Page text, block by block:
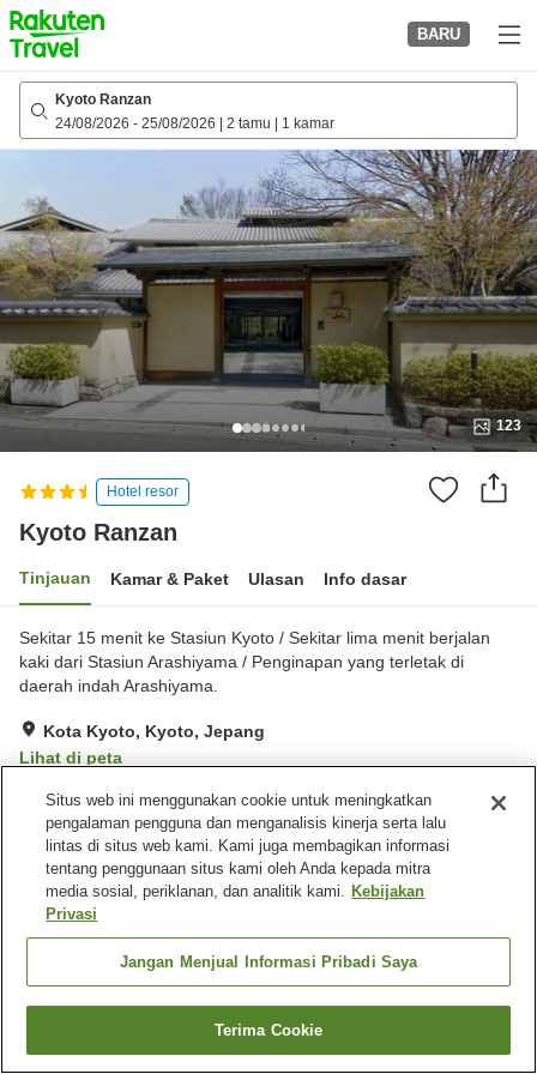
to
top
page
BARU
Kyoto Ranzan
24/08/2026 - 25/08/2026 2 tamu 1 kamar
123
Hotel resor
Kyoto Ranzan
Tinjauan Kamar & Paket Ulasan Info dasar
Sekitar 15 menit ke Stasiun Kyoto / Sekitar lima menit berjalan
kaki dari Stasiun Arashiyama / Penginapan yang terletak di
daerah indah Arashiyama.
Kota Kyoto, Kyoto, Jepang
Lihat di peta
Sangat baik Ulasan: 278
Fasilitas properti
Tempat parkir
Spa / Salon kecantikan
Restoran
Beranda Jepang Kyoto Kota Kyoto Kyoto Ranzan
Cari kamar
Situs web ini menggunakan cookie untuk meningkatkan
pengalaman pengguna dan menganalisis kinerja serta lalu
lintas di situs web kami. Kami juga membagikan informasi
tentang penggunaan situs kami oleh Anda kepada mitra
media sosial, periklanan, dan analitik kami. Kebijakan
Privasi
Jangan Menjual Informasi Pribadi Saya
Terima Cookie